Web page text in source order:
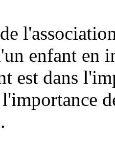
enfant en
est dans